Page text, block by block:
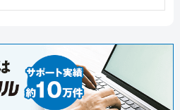
了としました。